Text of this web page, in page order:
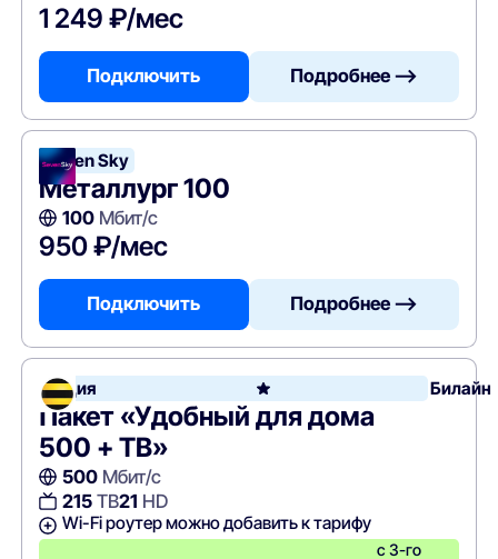
1 249 ₽/мес
Подключить Подробнее —>
Seven Sky
Металлург 100
100Мбит/с
950 ₽/мес
Подключить Подробнее —>
Акция Билайн
Пакет «Удобный для дома
500 + ТВ»
500Мбит/с
215ТВ21 HD
Wi-Fi роутер можно добавить к тарифу
с 3-го